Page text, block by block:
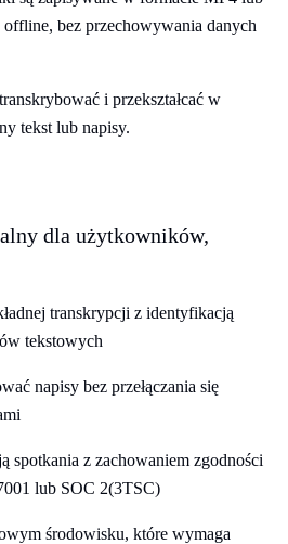
bez przechowywania danych
i przekształcać w
tekst lub napisy.
dla użytkowników,
transkrypcji z identyfikacją
tekstowych
napisy bez przełączania się
spotkania z zachowaniem zgodności
lub SOC 2(3TSC)
środowisku, które wymaga